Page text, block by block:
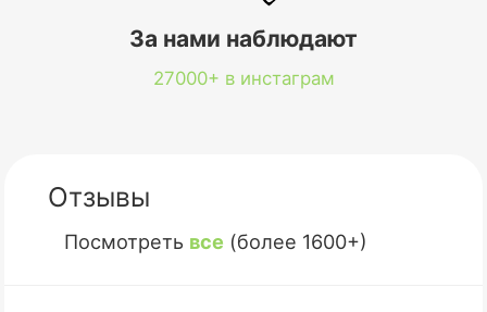
За нами наблюдают
27000+ в инстаграм
Отзывы
Посмотреть все (более 1600+)